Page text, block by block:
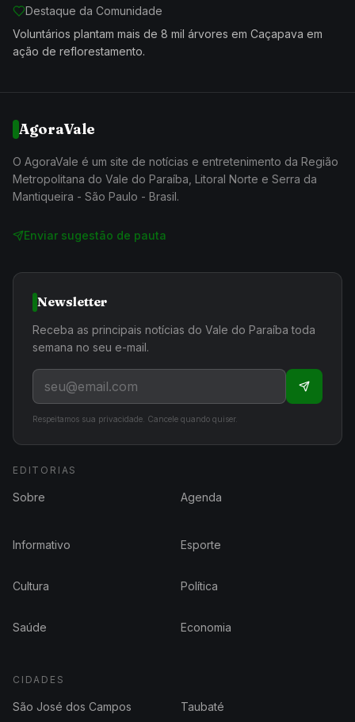
Destaque da Comunidade
Voluntários plantam mais de 8 mil árvores em Caçapava em
ação de reflorestamento.
AgoraVale
O AgoraVale é um site de notícias e entretenimento da Região
Metropolitana do Vale do Paraíba, Litoral Norte e Serra da
Mantiqueira - São Paulo - Brasil.
Enviar sugestão de pauta
Newsletter
Receba as principais notícias do Vale do Paraíba toda
semana no seu e-mail.
Respeitamos sua privacidade. Cancele quando quiser.
EDITORIAS
Sobre Agenda
Informativo Esporte
Cultura Política
Saúde Economia
CIDADES
São José dos Campos Taubaté